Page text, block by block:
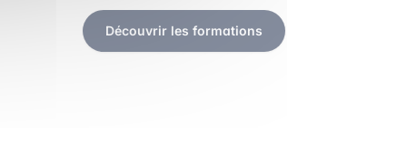
Découvrir les formations